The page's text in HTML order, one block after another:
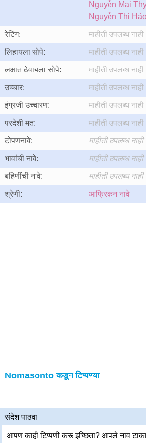
Nguyễn Mai Thy
Nguyễn Thị Hảo
रेटिंग: माहीती उपलब्ध नाही
लिहायला सोपे: माहीती उपलब्ध नाही
लक्षात ठेवायला सोपे: माहीती उपलब्ध नाही
उच्चार: माहीती उपलब्ध नाही
इंग्रजी उच्चारण: माहीती उपलब्ध नाही
परदेशी मत: माहीती उपलब्ध नाही
टोपणनावे: माहीती उपलब्ध नाही
भावांची नावे: माहीती उपलब्ध नाही
बहिणींची नावे: माहीती उपलब्ध नाही
श्रेणी: आफ्रिकन नावे
Nomasonto कडून टिप्पण्या
संदेश पाठवा
आपण काही टिप्पणी करू इच्छिता? आपले नाव